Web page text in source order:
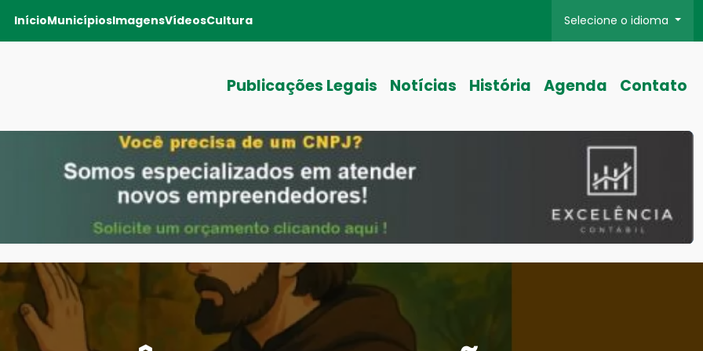
InícioMunicípiosImagensVídeosCultura Selecione o idioma
Publicações Legais Notícias História Agenda Contato